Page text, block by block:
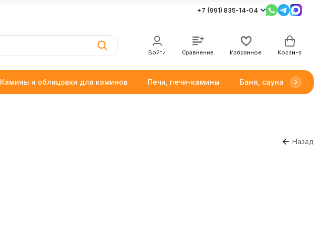
+7 (991) 835-14-04
Войти Сравнение Избранное Корзина
Камины и облицовки для каминов Печи, печи-камины Баня, сауна
Назад